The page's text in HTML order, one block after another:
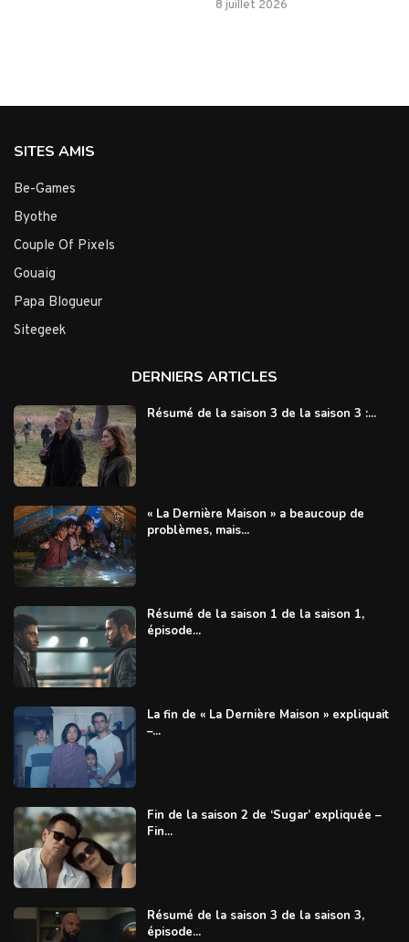
8 juillet 2026
SITES AMIS
Be-Games
Byothe
Couple Of Pixels
Gouaig
Papa Blogueur
Sitegeek
DERNIERS ARTICLES
Résumé de la saison 3 de la saison 3 :...
« La Dernière Maison » a beaucoup de
problèmes, mais...
Résumé de la saison 1 de la saison 1,
épisode...
La fin de « La Dernière Maison » expliquait
–...
Fin de la saison 2 de ‘Sugar’ expliquée –
Fin...
Résumé de la saison 3 de la saison 3,
épisode...